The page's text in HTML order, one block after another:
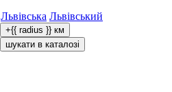
Львівська Львівський
+{{ radius }} км
шукати в каталозі